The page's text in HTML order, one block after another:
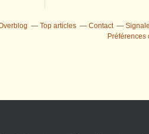
Top articles Contact
Préférences